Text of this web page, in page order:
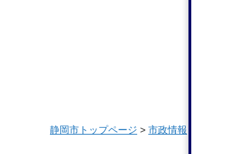
静岡市トップページ > 市政情報